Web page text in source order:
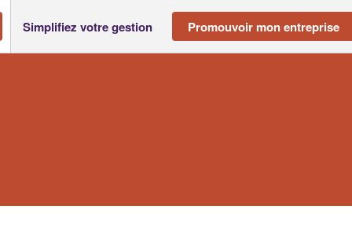
Simplifiez votre gestion Promouvoir mon entreprise